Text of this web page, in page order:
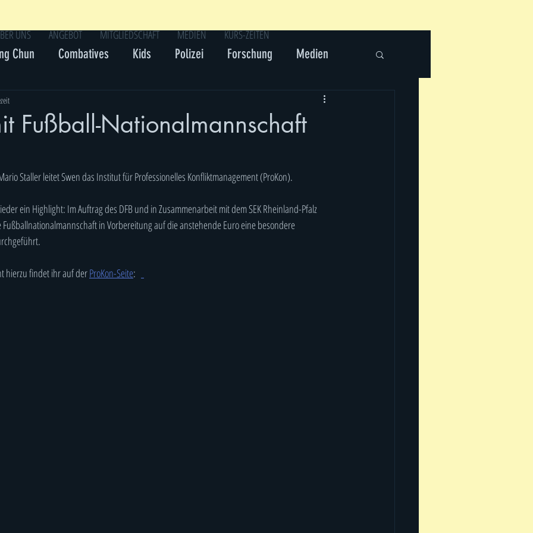
UNS ANGEBOT MITGLIEDSCHAFT MEDIEN KURS-ZEITEN
Chun Combatives Kids Polizei Forschung Medien
Fußball-Nationalmannschaft
Staller leitet Swen das Institut für Professionelles Konfliktmanagement (ProKon).
ein Highlight: Im Auftrag des DFB und in Zusammenarbeit mit dem SEK Rheinland-Pfalz
in Vorbereitung auf die anstehende Euro eine besondere
hierzu findet ihr auf der ProKon-Seite: